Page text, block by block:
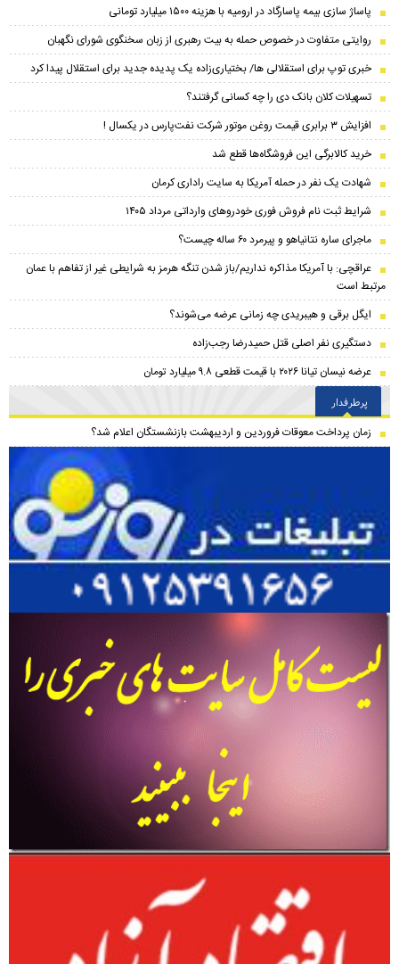
پاساژ سازی بیمه پاسارگاد در ارومیه با هزینه ۱۵۰۰ میلیارد تومانی
روایتی متفاوت در خصوص حمله به بیت رهبری از زبان سخنگوی شورای نگهبان
خبری توپ برای استقلالی ها/ بختیاری‌زاده یک پدیده جدید برای استقلال پیدا کرد
تسهیلات کلان بانک دی را چه کسانی گرفتند؟
افزایش ۳ برابری قیمت روغن موتور شرکت نفت‌پارس در یکسال !
خرید کالابرگی این فروشگاه‌ها قطع شد
شهادت یک نفر در حمله آمریکا به سایت راداری کرمان
شرایط ثبت نام فروش فوری خودرو‌های وارداتی مرداد ۱۴۰۵
ماجرای ساره نتانیاهو و پیرمرد ۶۰ ساله چیست؟
عراقچی: با آمریکا مذاکره نداریم/باز شدن تنگه هرمز به شرایطی غیر از تفاهم با عمان
مرتبط است
ایگل برقی و هیبریدی چه زمانی عرضه می‌شوند؟
دستگیری نفر اصلی قتل حمیدرضا رجب‌زاده
عرضه نیسان تیانا ۲۰۲۶ با قیمت قطعی ۹.۸ میلیارد تومان
پرطرفدار
زمان پرداخت معوقات فروردین و اردیبهشت بازنشستگان اعلام شد؟